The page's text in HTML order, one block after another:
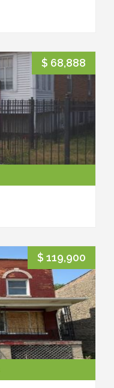
$ 68,888
$ 119,900